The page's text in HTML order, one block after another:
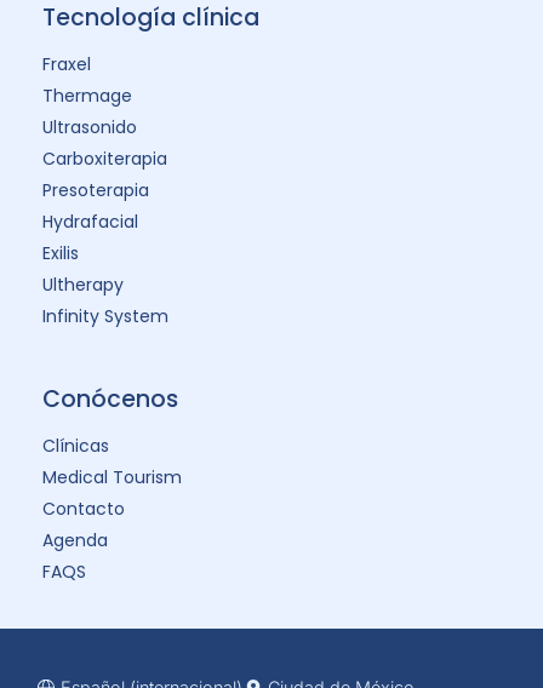
Tecnología clínica
Fraxel
Thermage
Ultrasonido
Carboxiterapia
Presoterapia
Hydrafacial
Exilis
Ultherapy
Infinity System
Conócenos
Clínicas
Medical Tourism
Contacto
Agenda
FAQS